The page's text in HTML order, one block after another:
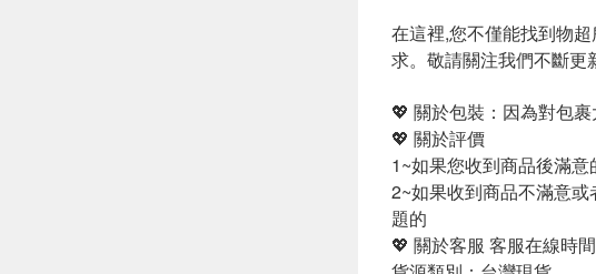
在這裡,您不僅能找到物
求。敬請關注我們不斷更
💖 關於包裝：因為對包
💖 關於評價
1~如果您收到商品後滿
2~如果收到商品不滿意
題的
💖 關於客服 客服在線時